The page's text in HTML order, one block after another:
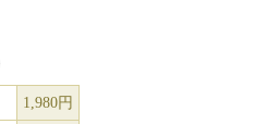
1,980円